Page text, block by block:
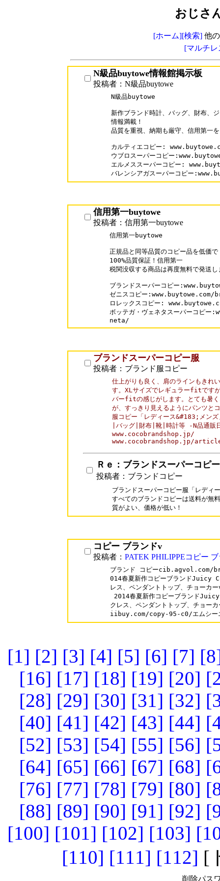
おじさ
[ホーム][検索]他
[マルチ
N級品buytowe情報館掲示板
投稿者：N級品buytowe
N級品buytowe
新作ブランド時計、バッグ、財布、
情報満載！
品質を重視、納期も厳守、信用第一
カルティエコピー:
ウブロスーパーコピー
エルメススーパーコピー:
信用第一buytowe
投稿者：信用第一buytowe
信用第一buytowe
正規品と同等品質のコピー品を低価
100%品質保証！信用第一
税関没収する商品は再度無料で発送
ブランドスーパーコピー
ゼニスコピー
ロレックスコピー:
ボッテガ・ヴェネタスーパーコピ
neta/
ブランドスーパーコピー服
投稿者：ブランド服コピー
仕上がりも良く、肩のラインもきれ
す。XLサイズでレギュラーfitです
バーfitの感じがします。とても暑く
が、すっきり見えるようにパンツと
服コピー「レディース&#183;メン
|バッグ|財布|靴|時計等 -N品通販
www.cocobrandshop.jp/
Ｒｅ：ブランドスーパーコピ
投稿者：ブランドコピー
ブランドスーパーコピー服「レディ
すべてのブランドコピーは送料が無
質がよい、価格が低い！
コピー ブランドv
投稿者： PATEK PHILIPPEコピー
ブランド コピーcib.agvol.com/
014春夏新作コピーブランドJuicy
レス、ペンダントトップ、チョ
2014春夏新作コピーブランド
クレス、ペンダントトップ、チョー
iibuy.com/copy-95-c0/エムシー
[1] [2] [3] [4] [5] [6] [7]
[16] [17] [18] [19] [20]
[28] [29] [30] [31] [32]
[40] [41] [42] [43] [44]
[52] [53] [54] [55] [56]
[64] [65] [66] [67] [68]
[76] [77] [78] [79] [80]
[88] [89] [90] [91] [92]
[100] [101] [102] [103]
[110] [111] [112] [
削除パス